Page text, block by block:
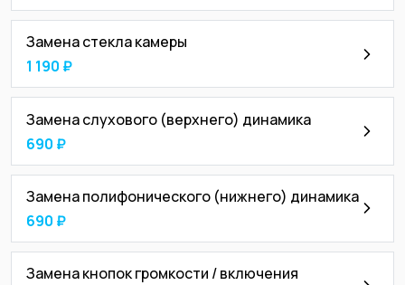
Замена стекла камеры
1 190 ₽
Замена слухового (верхнего) динамика
690 ₽
Замена полифонического (нижнего) динамика
690 ₽
Замена кнопок громкости / включения